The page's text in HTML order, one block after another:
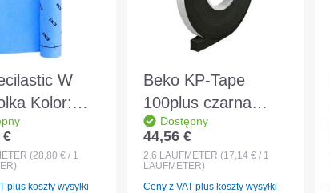
W
Kolor:
€
(28,80 € / 1
plus koszty wysyłki
Beko KP-Tape
100plus czarna
25/25 f. Złącza 11-
25 mm Rolka 2,60
m
Dostępny
Cena regularna:
44,56 €
2.6 LAUFMETER (17,14 € / 1
LAUFMETER)
Ceny z VAT plus koszty wysyłki